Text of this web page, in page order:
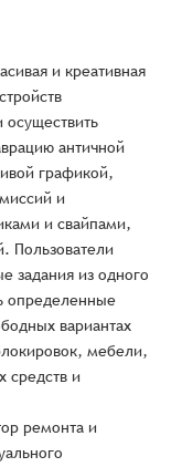
и креативная
осуществить
античной
графикой,
и
и свайпами,
Пользователи
задания из одного
определенные
вариантах
мебели,
средств и
ремонта и